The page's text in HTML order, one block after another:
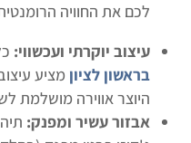
לכם את החוויה
עיצוב יוקרתי ועכשווי:
בראשון לציון מציע
היוצר אווירה מושלמת
אבזור עשיר ומפנק: